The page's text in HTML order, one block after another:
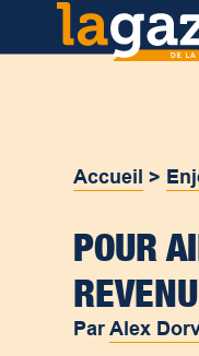
Accueil >
POUR
REVENU
ParAlex